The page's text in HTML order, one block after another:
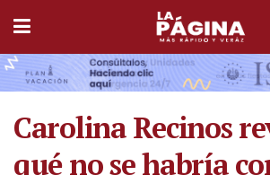
Carolina Recinos
qué no se habría